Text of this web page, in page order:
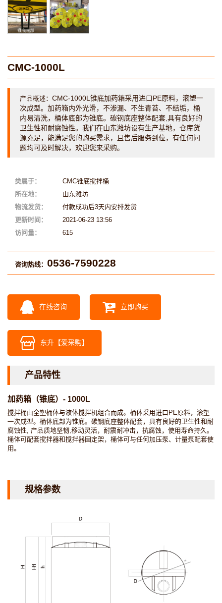
CMC-1000L
产品概述： CMC-1000L锥底加药箱采用进口PE原料，滚塑一
次成型。加药箱内外光滑，不渗漏、不生青苔、不结垢，桶
内易清洗，桶体底部为锥底。碳钢底座整体配套,具有良好的
卫生性和耐腐蚀性。我们在山东潍坊设有生产基地，仓库货
源充足，能满足您的购买需求，且售后服务到位，有任何问
题均可及时解决，欢迎您来采购。
类属于：
CMC锥底搅拌桶
所在地：
山东潍坊
物流发货：
付款成功后3天内安排发货
更新时间：
2021-06-23 13:56
访问量：
615
咨询热线： 0536-7590228
在线咨询 立即购买
东升【爱采购】
产品特性
加药箱（锥底）- 1000L
搅拌桶由全塑桶体与液体搅拌机组合而成。桶体采用进口PE原料，滚塑
一次成型。桶体底部为锥底。碳钢底座整体配套，具有良好的卫生性和耐
腐蚀性, 产品质地坚韧,移动灵活，耐震耐冲击，抗腐蚀，使用寿命持久。
桶体可配套搅拌器和搅拌器固定架，桶体可与任何加压泵、计量泵配套使
用。
规格参数